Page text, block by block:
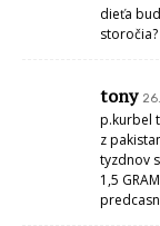
dieťa
storočia?
tony
p.kurbel
z
tyzdnov
1,5